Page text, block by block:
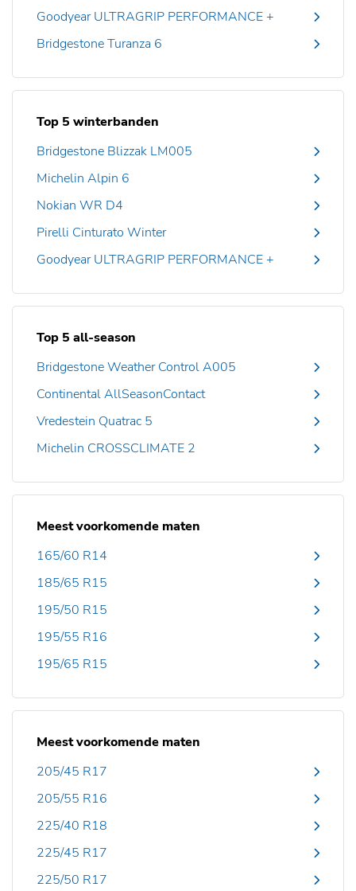
Goodyear ULTRAGRIP PERFORMANCE +
Bridgestone Turanza 6
Top 5 winterbanden
Bridgestone Blizzak LM005
Michelin Alpin 6
Nokian WR D4
Pirelli Cinturato Winter
Goodyear ULTRAGRIP PERFORMANCE +
Top 5 all-season
Bridgestone Weather Control A005
Continental AllSeasonContact
Vredestein Quatrac 5
Michelin CROSSCLIMATE 2
Meest voorkomende maten
165/60 R14
185/65 R15
195/50 R15
195/55 R16
195/65 R15
Meest voorkomende maten
205/45 R17
205/55 R16
225/40 R18
225/45 R17
225/50 R17